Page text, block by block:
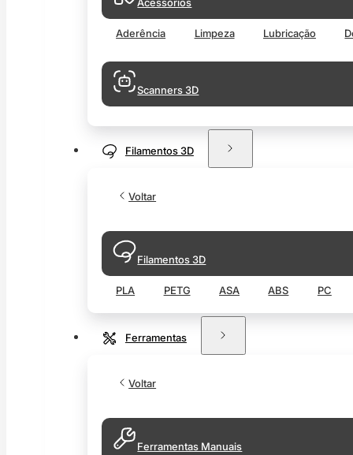
Acessórios
Aderência Limpeza Lubricação
Scanners 3D
Filamentos 3D
Voltar
Filamentos 3D
PLA PETG ASA ABS PC
Ferramentas
Voltar
Ferramentas Manuais